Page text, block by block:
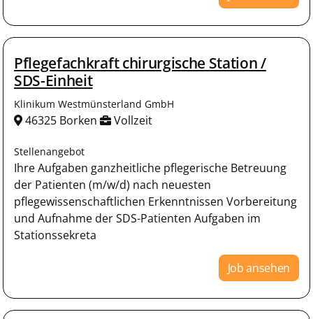
Pflegefachkraft chirurgische Station /
SDS-Einheit
Klinikum Westmünsterland GmbH
46325 Borken Vollzeit
Stellenangebot
Ihre Aufgaben ganzheitliche pflegerische Betreuung
der Patienten (m/w/d) nach neuesten
pflegewissenschaftlichen Erkenntnissen Vorbereitung
und Aufnahme der SDS-Patienten Aufgaben im
Stationssekreta
Job ansehen